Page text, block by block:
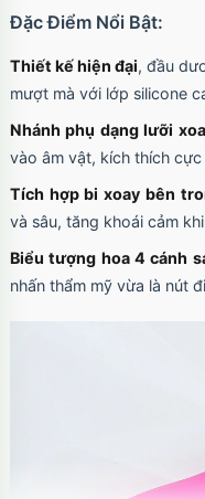
Đặc Điểm Nổi Bật:
Thiết kế hiện đại, đầu
mượt mà với lớp silicone
Nhánh phụ dạng lưỡi
vào âm vật, kích thích cực
Tích hợp bi xoay bên
và sâu, tăng khoái cảm
Biểu tượng hoa 4 cánh
nhấn thẩm mỹ vừa là nút